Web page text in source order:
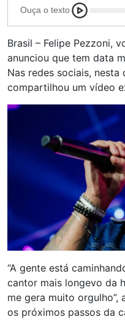
Ouça o texto
Brasil – Felipe Pezzoni,
anunciou que tem data
Nas redes sociais,
compartilhou um vídeo
“A gente está
cantor mais longevo da
me gera muito orgulho”,
os próximos passos da